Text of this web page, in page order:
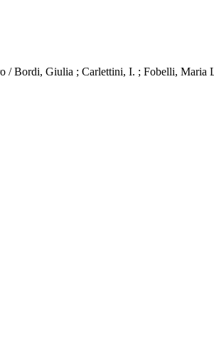
/ Bordi, Giulia ; Carlettini, I. ; Fobelli, Maria